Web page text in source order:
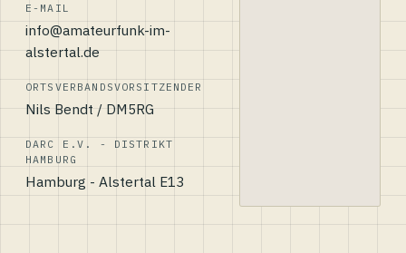
E-MAIL
info@amateurfunk-im-
alstertal.de
ORTSVERBANDSVORSITZENDER
Nils Bendt / DM5RG
DARC E.V. - DISTRIKT
HAMBURG
Hamburg - Alstertal E13